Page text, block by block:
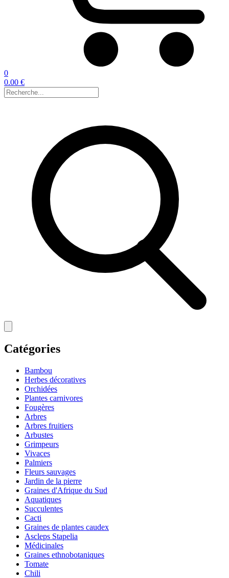
0
0.00 €
Catégories
Bambou
Herbes décoratives
Orchidées
Plantes carnivores
Fougères
Arbres
Arbres fruitiers
Arbustes
Grimpeurs
Vivaces
Palmiers
Fleurs sauvages
Jardin de la pierre
Graines d'Afrique du Sud
Aquatiques
Succulentes
Cacti
Graines de plantes caudex
Ascleps Stapelia
Médicinales
Graines ethnobotaniques
Tomate
Chili